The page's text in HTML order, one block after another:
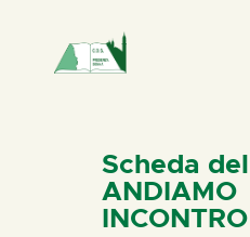
HOME
CHI SIAMO
NEWS
Scheda
ANDIAMO